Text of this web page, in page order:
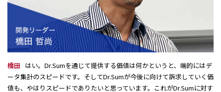
橋田
はい。Dr.Sumを通じて提供する価値は何かというと、端的にはデ
ータ集計のスピードです。そしてDr.Sumが今後に向けて訴求していく価
値も、やはりスピードでありたいと思っています。これがDr.Sumに対す